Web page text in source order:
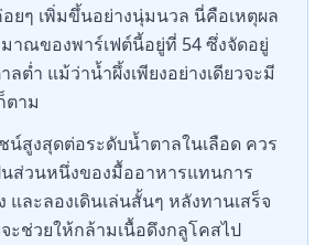
ยๆ เพิ่มขึ้นอย่างนุ่มนวล นี่คือเหตุผล
าณของพาร์เฟต์นี้อยู่ที่ 54 ซึ่งจัดอยู่
ต่ำ แม้ว่าน้ำผึ้งเพียงอย่างเดียวจะมี
ตาม
น์สูงสุดต่อระดับน้ำตาลในเลือด ควร
ส่วนหนึ่งของมื้ออาหารแทนการ
ละลองเดินเล่นสั้นๆ หลังทานเสร็จ
ะช่วยให้กล้ามเนื้อดึงกลูโคสไป